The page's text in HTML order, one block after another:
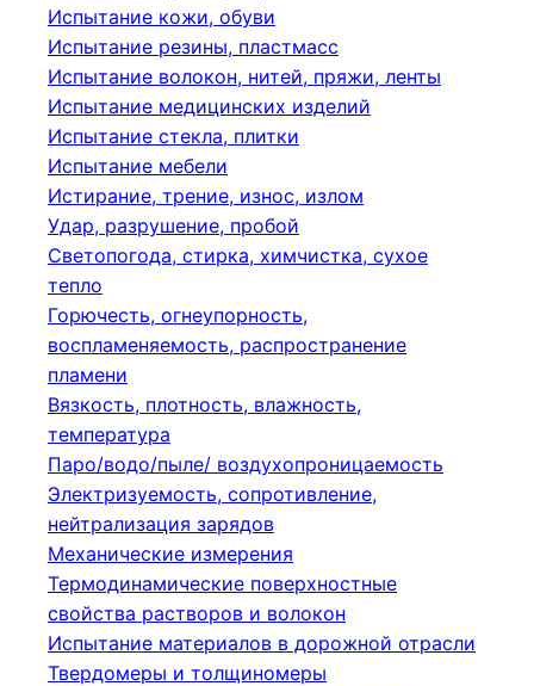
Испытание кожи, обуви
Испытание резины, пластмасс
Испытание волокон, нитей, пряжи, ленты
Испытание медицинских изделий
Испытание стекла, плитки
Испытание мебели
Истирание, трение, износ, излом
Удар, разрушение, пробой
Светопогода, стирка, химчистка, сухое
тепло
Горючесть, огнеупорность,
воспламеняемость, распространение
пламени
Вязкость, плотность, влажность,
температура
Паро/водо/пыле/ воздухопроницаемость
Электризуемость, сопротивление,
нейтрализация зарядов
Механические измерения
Термодинамические поверхностные
свойства растворов и волокон
Испытание материалов в дорожной отрасли
Твердомеры и толщиномеры